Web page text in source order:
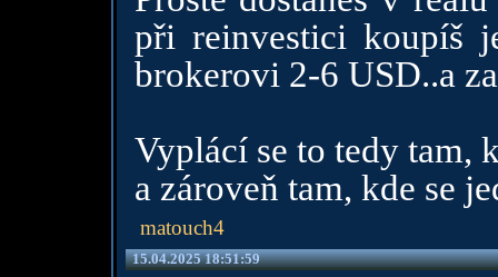
při reinvestici koupíš
brokerovi 2-6 USD..a
Vyplácí se to tedy tam,
a zároveň tam, kde se
matouch4
15.04.2025 18:51:59